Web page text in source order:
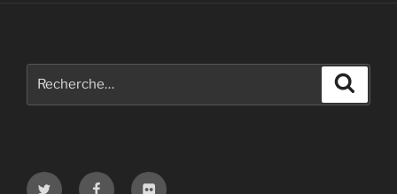
Twitter FacebookFlickr